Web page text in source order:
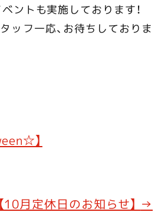
ントも実施しております！
ッフ一応、お待ちしておりま
】
【10月定休日のお知らせ】 →